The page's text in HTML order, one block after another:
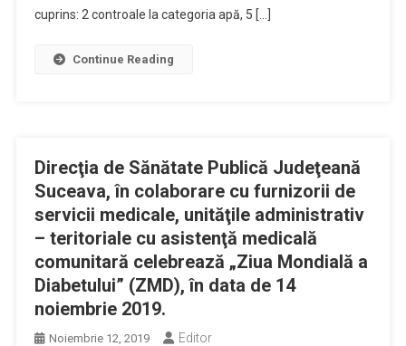
cuprins: 2 controale la categoria apă, 5 […]
Continue Reading
Direcţia de Sănătate Publică Judeţeană
Suceava, în colaborare cu furnizorii de
servicii medicale, unităţile administrativ
– teritoriale cu asistenţă medicală
comunitară celebrează „Ziua Mondială a
Diabetului” (ZMD), în data de 14
noiembrie 2019.
Noiembrie 12, 2019 Editor